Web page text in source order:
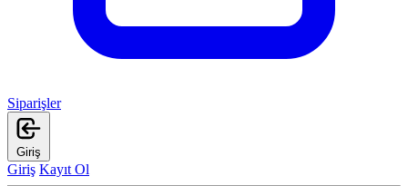
Siparişler
Giriş
Giriş Kayıt Ol